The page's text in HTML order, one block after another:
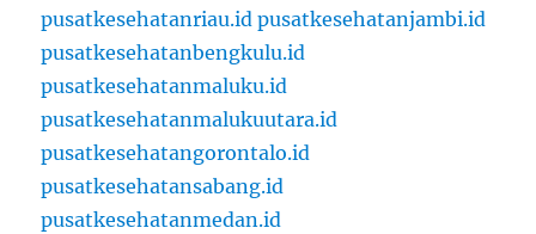
pusatkesehatanriau.id pusatkesehatanjambi.id
pusatkesehatanbengkulu.id
pusatkesehatanmaluku.id
pusatkesehatanmalukuutara.id
pusatkesehatangorontalo.id
pusatkesehatansabang.id
pusatkesehatanmedan.id